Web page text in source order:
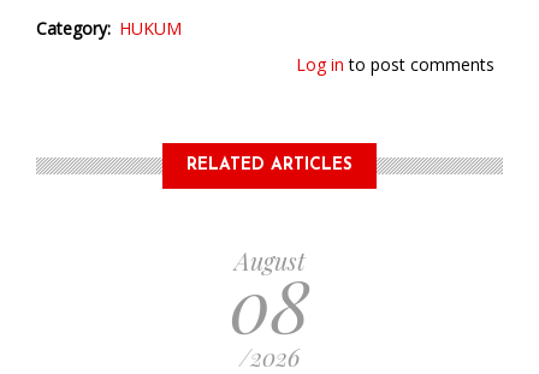
Category HUKUM
Log in to post comments
RELATED ARTICLES
August
08
/2026